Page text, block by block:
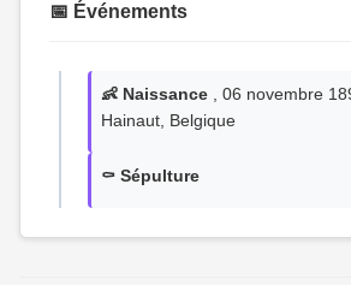
📅 Événements
👶 Naissance , 06 novembre
Hainaut, Belgique
⚰️ Sépulture